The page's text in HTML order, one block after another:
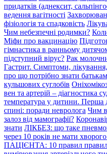
придатків (аднексит,
ведення вагітності
фізіологія та спадковість
Чим небезпечні родимки?
Міфи про вакцинацію
гімнастика в ранньому
підступний вірус? Рак
Гастрит. Симптоми,
про що потрібно знати
кульшових суглобів
вен та артерій – діагностика
температура у дитини. Перша
спині: поради невролога Чим
залоз від мамографії?
знати ЛІКБЕЗ: що таке
через 10 років не мати
ПАЦІЄНТА: 10 правил